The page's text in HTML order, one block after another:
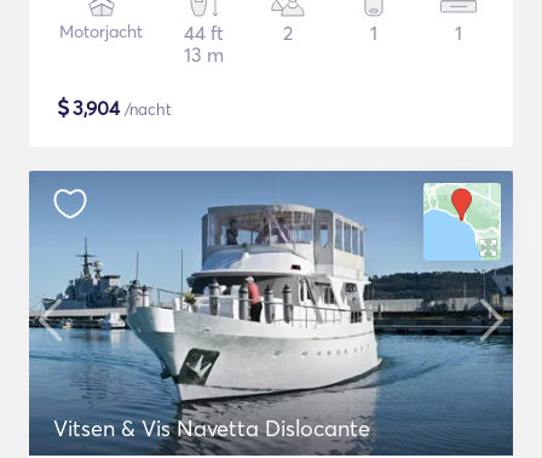
Motorjacht
44 ft
13 m
2 1 1
$3,904/nacht
Vitsen & Vis Navetta Dislocante